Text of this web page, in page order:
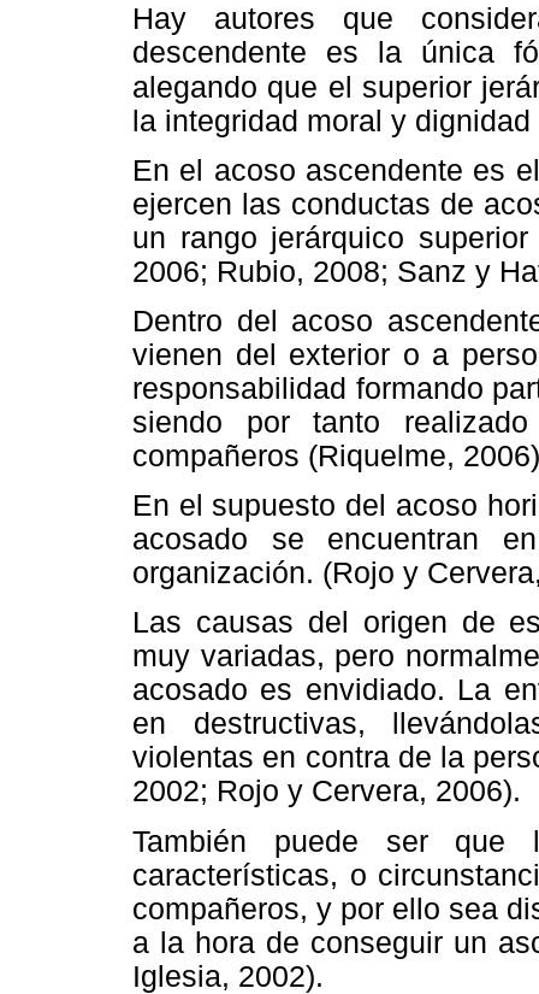
Hay autores que
descendente es la única
alegando que el superior
la integridad moral y
En el acoso ascendente es
ejercen las conductas de
un rango jerárquico
2006; Rubio, 2008; Sanz y
Dentro del acoso
vienen del exterior o a
responsabilidad formando
siendo por tanto
compañeros (Riquelme,
En el supuesto del acoso
acosado se encuentran
organización. (Rojo y
Las causas del origen de
muy variadas, pero
acosado es envidiado. La
en destructivas,
violentas en contra de la
2002; Rojo y Cervera, 2006).
También puede ser que
características, o
compañeros, y por ello sea
a la hora de conseguir un
Iglesia, 2002).